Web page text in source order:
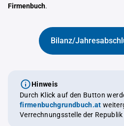
Firmenbuch.
Bilanz/
Hinweis
Durch Klick auf den Button
firmenbuchgrundbuch.at weitergeleitet, eine offizielle
Verrechnungsstelle der